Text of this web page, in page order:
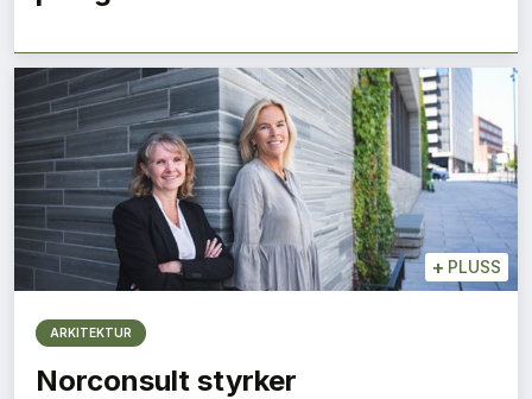
+ PLUSS
ARKITEKTUR
Norconsult styrker